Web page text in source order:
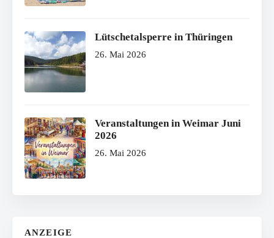
Lütschetalsperre in Thüringen
26. Mai 2026
Veranstaltungen in Weimar Juni
2026
26. Mai 2026
ANZEIGE